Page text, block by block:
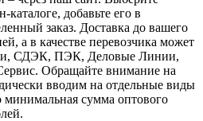
добавьте его в
заказ. Доставка до вашего
а в качестве перевозчика может
СДЭК, ПЭК, Деловые Линии,
Обращайте внимание на
вводим на отдельные виды
минимальная сумма оптового